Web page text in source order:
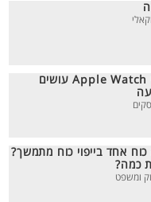
הטעות שרוב בעלי Apple Watch עושים
אחד בייפוי כוח מתמשך?
כמה?